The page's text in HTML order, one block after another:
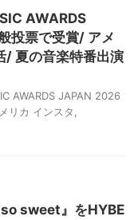
AWARDS
投票で受賞/ アメ
/ 夏の音楽特番出演
AWARDS JAPAN 2026
リカ インスタ
sweet』をHYBE